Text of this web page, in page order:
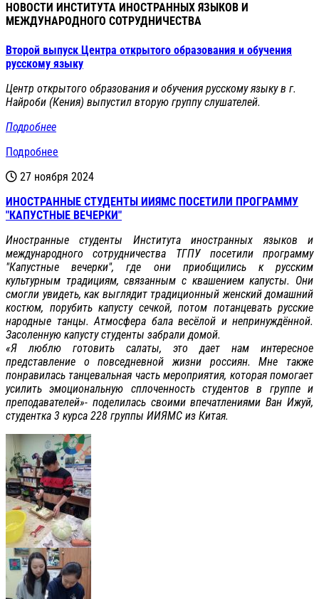
НОВОСТИ ИНСТИТУТА ИНОСТРАННЫХ ЯЗЫКОВ И
МЕЖДУНАРОДНОГО СОТРУДНИЧЕСТВА
Второй выпуск Центра открытого образования и обучения
русскому языку
Центр открытого образования и обучения русскому языку в г.
Найроби (Кения) выпустил вторую группу слушателей.
Подробнее
Подробнее
27 ноября 2024
ИНОСТРАННЫЕ СТУДЕНТЫ ИИЯМС ПОСЕТИЛИ ПРОГРАММУ
"КАПУСТНЫЕ ВЕЧЕРКИ"
Иностранные студенты Института иностранных языков и
международного сотрудничества ТГПУ посетили программу
"Капустные вечерки", где они приобщились к русским
культурным традициям, связанным с квашением капусты. Они
смогли увидеть, как выглядит традиционный женский домашний
костюм, порубить капусту сечкой, потом потанцевать русские
народные танцы. Атмосфера бала весёлой и непринуждённой.
Засоленную капусту студенты забрали домой.
«Я люблю готовить салаты, это дает нам интересное
представление о повседневной жизни россиян. Мне также
понравилась танцевальная часть мероприятия, которая помогает
усилить эмоциональную сплоченность студентов в группе и
преподавателей»- поделилась своими впечатлениями Ван Ижуй,
студентка 3 курса 228 группы ИИЯМС из Китая.